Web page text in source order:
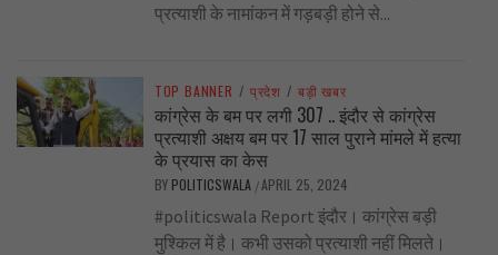
प्रत्याशी के नामांकन में गड़बड़ी होने से...
TOP BANNER / प्रदेश / बड़ी खबर
कांग्रेस के बम पर लगी 307 .. इंदौर से कांग्रेस
प्रत्याशी अक्षय बम पर 17 साल पुराने मांमले में हत्या
के प्रयास का केस
BY POLITICSWALA /APRIL 25, 2024
#politicswala Report इंदौर। कांग्रेस बड़ी
मुश्किल में है। कभी उसको प्रत्याशी नहीं मिलते।